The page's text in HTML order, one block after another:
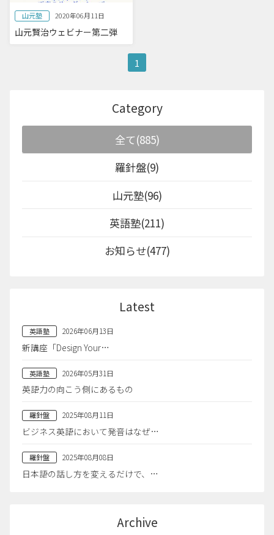
山元塾 2020年06月11日
山元賢治ウェビナー第二弾
1
Category
全て(885)
羅針盤(9)
山元塾(96)
英語塾(211)
お知らせ(477)
Latest
英語塾 2026年06月13日
新講座「Design Your…
英語塾 2026年05月31日
英語力の向こう側にあるもの
羅針盤 2025年08月11日
ビジネス英語において発音はなぜ…
羅針盤 2025年08月08日
日本語の話し方を変えるだけで、…
Archive